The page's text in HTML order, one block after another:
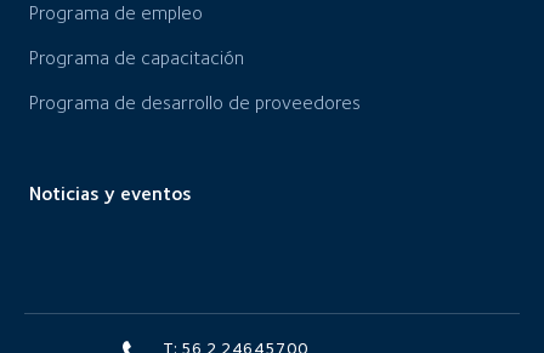
Programa de empleo
Programa de capacitación
Programa de desarrollo de proveedores
Noticias y eventos
T: 56 2 24645700